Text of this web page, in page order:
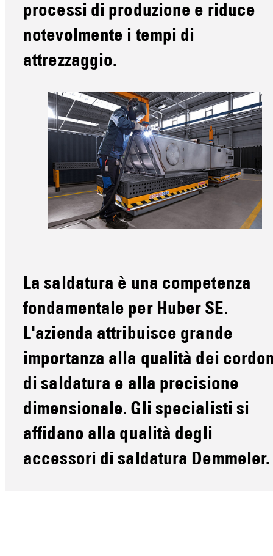
processi di produzione e riduce
notevolmente i tempi di
attrezzaggio.
La saldatura è una competenza
fondamentale per Huber SE.
L'azienda attribuisce grande
importanza alla qualità dei
di saldatura e alla precisione
dimensionale. Gli specialisti si
affidano alla qualità degli
accessori di saldatura Demmeler.